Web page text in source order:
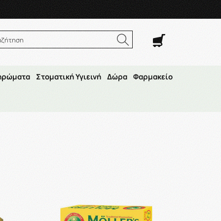
Σαβ. 8:00π.μ.–14:30μ.μ
Στοματική Υγιεινή Δώρα Φαρμακείο